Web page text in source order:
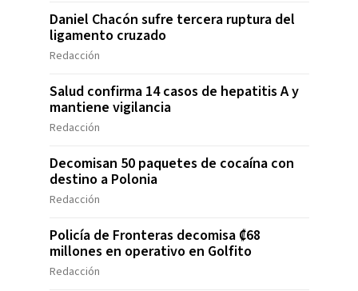
Daniel Chacón sufre tercera ruptura del
ligamento cruzado
Redacción
Salud confirma 14 casos de hepatitis A y
mantiene vigilancia
Redacción
Decomisan 50 paquetes de cocaína con
destino a Polonia
Redacción
Policía de Fronteras decomisa ₡68
millones en operativo en Golfito
Redacción